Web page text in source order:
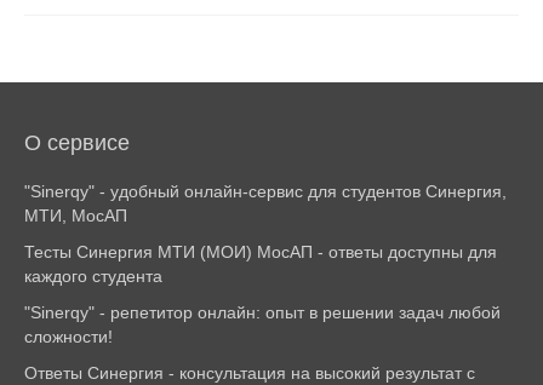
О сервисе
"Sinerqy" - удобный онлайн-сервис для студентов Синергия,
МТИ, МосАП
Тесты Синергия МТИ (МОИ) МосАП - ответы доступны для
каждого студента
"Sinerqy" - репетитор онлайн: опыт в решении задач любой
сложности!
Ответы Синергия - консультация на высокий результат с